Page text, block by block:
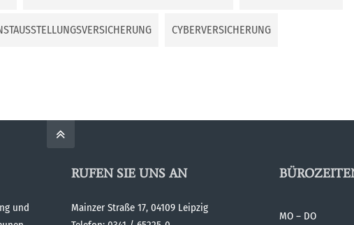
CYBERVERSICHERUNG
und
RUFEN SIE UNS AN
Mainzer Straße 17, 04109 Leipzig
MO – DO